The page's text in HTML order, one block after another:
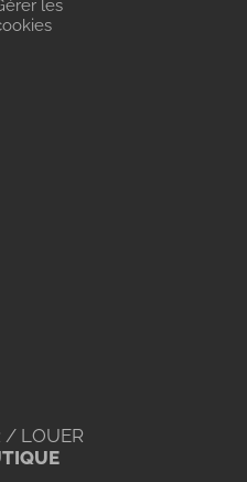
les
/ LOUER